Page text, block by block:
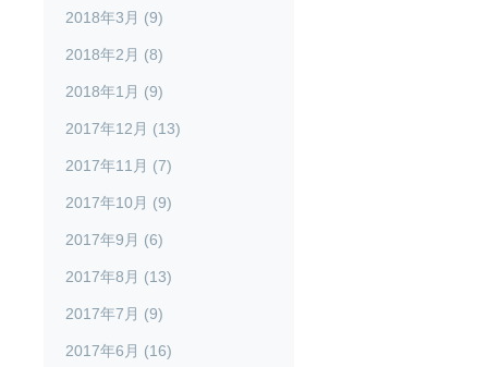
2018年3月 (9)
2018年2月 (8)
2018年1月 (9)
2017年12月 (13)
2017年11月 (7)
2017年10月 (9)
2017年9月 (6)
2017年8月 (13)
2017年7月 (9)
2017年6月 (16)